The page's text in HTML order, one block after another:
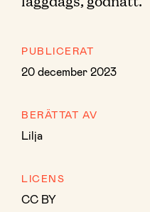
PUBLICERAT
20 december 2023
BERÄTTAT AV
Lilja
LICENS
CC BY